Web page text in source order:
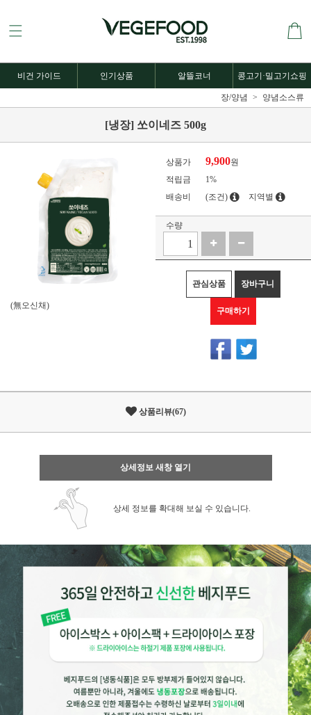
비건 가이드 인기상품 알뜰코너 콩고기·밀고기쇼핑
장/양념 양념소스류
[냉장] 쏘이네즈 500g
(無오신채)
상품가 9,900원
적립금
1%
배송비
(조건) 지역별
수량
관심상품 장바구니
구매하기
상품리뷰(67)
상세정보 새창 열기
상세 정보를 확대해 보실 수 있습니다.